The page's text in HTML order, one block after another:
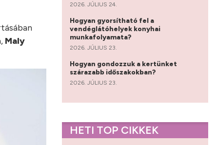
Maly
2026. JÚLIUS 24.
Hogyan gyorsítható fel a
vendéglátóhelyek konyhai
munkafolyamata?
2026. JÚLIUS 23.
Hogyan gondozzuk a kertünket
szárazabb időszakokban?
2026. JÚLIUS 23.
HETI TOP CIKKEK